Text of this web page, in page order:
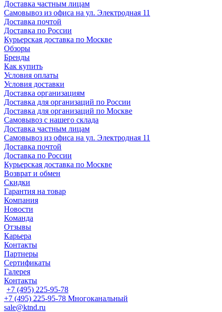
Доставка частным лицам
Самовывоз из офиса на ул. Электродная 11
Доставка почтой
Доставка по России
Курьерская доставка по Москве
Обзоры
Бренды
Как купить
Условия оплаты
Условия доставки
Доставка организациям
Доставка для организаций по России
Доставка для организаций по Москве
Самовывоз с нашего склада
Доставка частным лицам
Самовывоз из офиса на ул. Электродная 11
Доставка почтой
Доставка по России
Курьерская доставка по Москве
Возврат и обмен
Скидки
Гарантия на товар
Компания
Новости
Команда
Отзывы
Карьера
Контакты
Партнеры
Сертификаты
Галерея
Контакты
+7 (495) 225-95-78
+7 (495) 225-95-78 Многоканальный
sale@ktnd.ru